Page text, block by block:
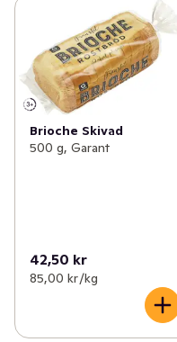
Brioche Skivad
500 g, Garant
42,50 kr
85,00 kr /kg